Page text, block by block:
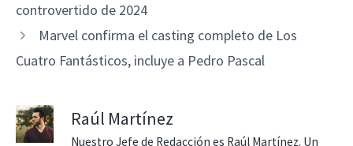
controvertido de 2024
Marvel confirma el casting completo de Los
Cuatro Fantásticos, incluye a Pedro Pascal
Raúl Martínez
Nuestro Jefe de Redacción es Raúl Martínez. Un